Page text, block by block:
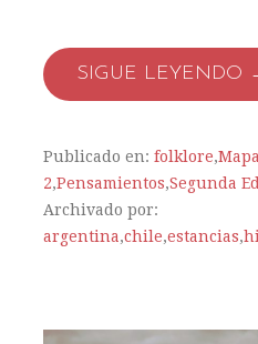
SIGUE LEYENDO
Publicado en: folklore,Mapa
2,Pensamientos,Segunda
Archivado por:
argentina,chile,estancias,